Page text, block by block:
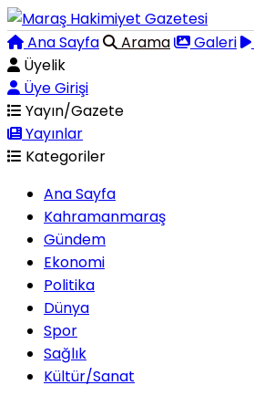
Ana Sayfa Arama Galeri
Üyelik
Üye Girişi
Yayın/Gazete
Yayınlar
Kategoriler
Ana Sayfa
Kahramanmaraş
Gündem
Ekonomi
Politika
Dünya
Spor
Sağlık
Kültür/Sanat